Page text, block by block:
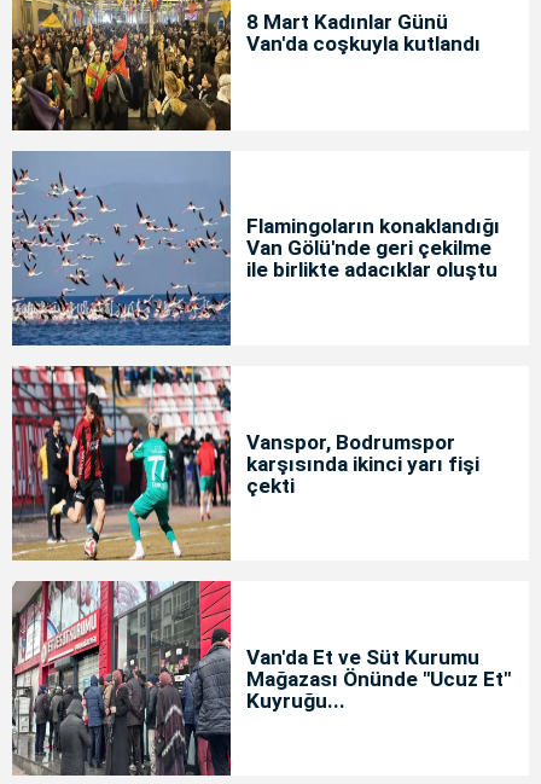
8 Mart Kadınlar Günü
Van'da coşkuyla kutlandı
Flamingoların konaklandığı
Van Gölü'nde geri çekilme
ile birlikte adacıklar oluştu
Vanspor, Bodrumspor
karşısında ikinci yarı fişi
çekti
Van'da Et ve Süt Kurumu
Mağazası Önünde "Ucuz Et"
Kuyruğu...